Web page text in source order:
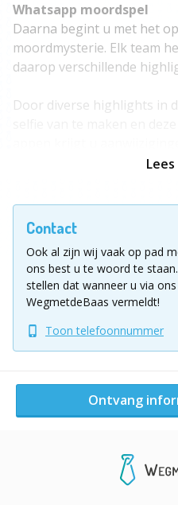
Whatsapp moordspel
Daarna begint u met het
moordmysterie. Elk team
daarop verschillende
Door diverse highlights in
van logisch nadenken.
snel door naar de
eerst erachter te komen
moordwapen is en waar
Groepsgrootte
6 - 100 personen (meer
Prijs
6 - 9 deelnemers € 25,-
31 - 60 deelnemers € 23,-
61 - 100 deelnemers €
- Whatsapp moordspel
- Begeleiding door
Contact
Ook al zijn wij vaak op pad
ons best u te woord te staan.
stellen dat wanneer u via
WegmetdeBaas vermeldt!
Toon telefoonnummer
Ontvang